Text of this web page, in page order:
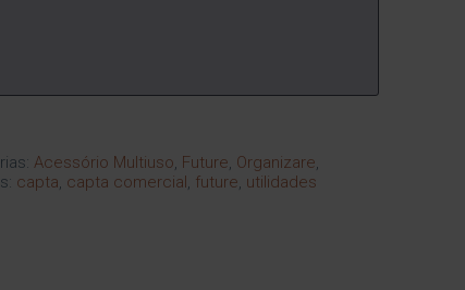
Acessório Multiuso, Future, Organizare,
capta, capta comercial, future, utilidades